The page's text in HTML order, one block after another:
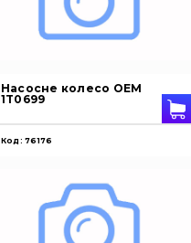
Насосне колесо OEM
1T0699
Код: 76176